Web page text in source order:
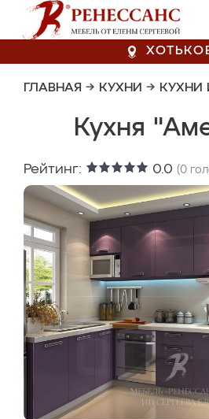
ГЛАВНАЯ → КУХНИ → КУХНИ
Кухня
Рейтинг: 0.0 (0